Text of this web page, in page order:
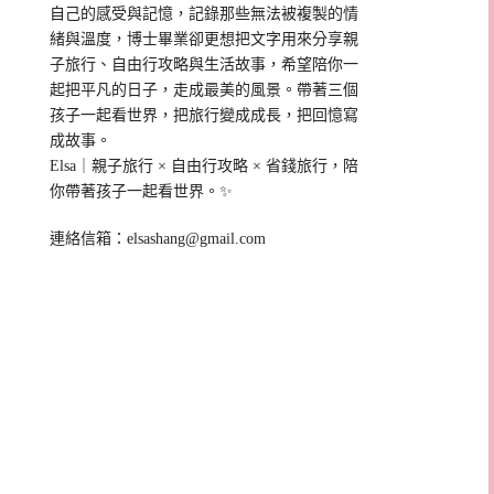
自己的感受與記憶，記錄那些無法被複製的情
緒與溫度，博士畢業卻更想把文字用來分享親
子旅行、自由行攻略與生活故事，希望陪你一
起把平凡的日子，走成最美的風景。帶著三個
孩子一起看世界，把旅行變成成長，把回憶寫
成故事。
Elsa｜親子旅行 × 自由行攻略 × 省錢旅行，陪
你帶著孩子一起看世界。✨
連絡信箱：elsashang@gmail.com